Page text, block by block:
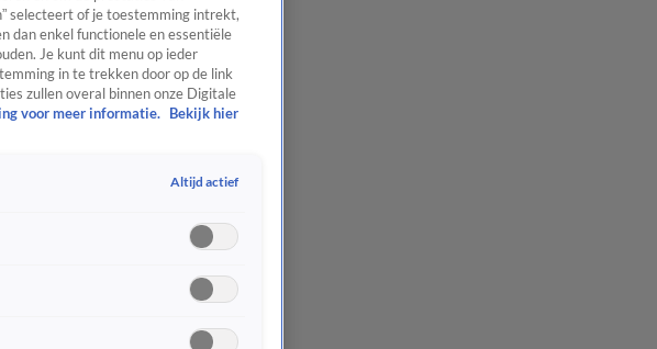
selecteert of je toestemming intrekt,
dan enkel functionele en essentiële
Je kunt dit menu op ieder
in te trekken door op de link
zullen overal binnen onze Digitale
voor meer informatie.
Bekijk hier
Altijd actief